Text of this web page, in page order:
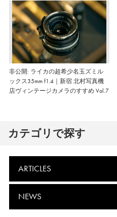
非公開: ライカの超希少名玉ズミル
ックス35mm f1.4｜新宿 北村写真機
店ヴィンテージカメラのすすめ Vol.7
カテゴリで探す
ARTICLES
NEWS